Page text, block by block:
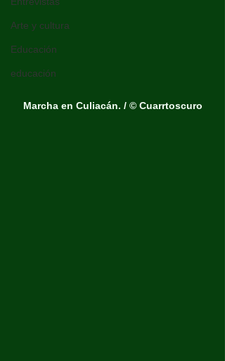
Arte y cultura
Educación
educación
Marcha en Culiacán. / © Cuarrtoscuro